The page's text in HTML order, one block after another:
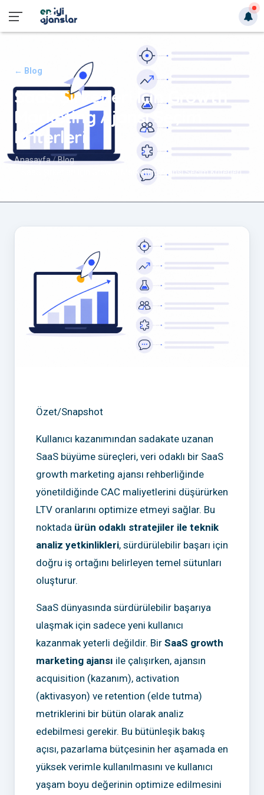
← Blog
SaaS Şirketleri İçin Growth
Marketing Ajansı Seçim
Kriterleri
Anasayfa
Blog
SaaS Şirketleri İçin Growth Marketing Ajansı Seçim Kriterleri
Özet/Snapshot
Kullanıcı kazanımından sadakate uzanan
SaaS büyüme süreçleri, veri odaklı bir SaaS
growth marketing ajansı rehberliğinde
yönetildiğinde CAC maliyetlerini düşürürken
LTV oranlarını optimize etmeyi sağlar. Bu
noktada ürün odaklı stratejiler ile teknik
analiz yetkinlikleri, sürdürülebilir başarı için
doğru iş ortağını belirleyen temel sütunları
oluşturur.
SaaS dünyasında sürdürülebilir başarıya
ulaşmak için sadece yeni kullanıcı
kazanmak yeterli değildir. Bir SaaS growth
marketing ajansı ile çalışırken, ajansın
acquisition (kazanım), activation
(aktivasyon) ve retention (elde tutma)
metriklerini bir bütün olarak analiz
edebilmesi gerekir. Bu bütünleşik bakış
açısı, pazarlama bütçesinin her aşamada en
yüksek verimle kullanılmasını ve kullanıcı
yaşam boyu değerinin optimize edilmesini